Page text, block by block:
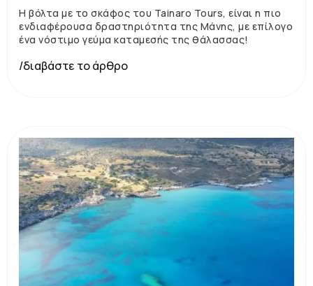
Η βόλτα με το σκάφος του Tainaro Tours, είναι η πιο
ενδιαφέρουσα δραστηριότητα της Μάνης, με επίλογο
ένα νόστιμο γεύμα καταμεσής της θάλασσας!
/διαβάστε το άρθρο